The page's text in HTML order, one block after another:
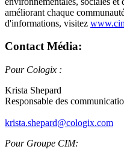
améliorant chaque
d'informations, visitez
Contact Média:
Pour Cologix :
Krista Shepard
Responsable des
krista.shepard@cologix.com
Pour Groupe CIM: